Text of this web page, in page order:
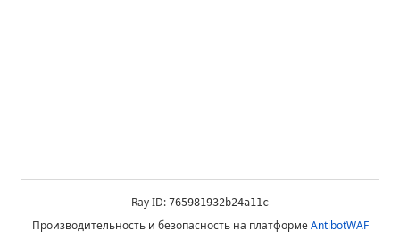
Ray ID: 765981932b24a11c
Производительность и безопасность на платформеAntibotWAF